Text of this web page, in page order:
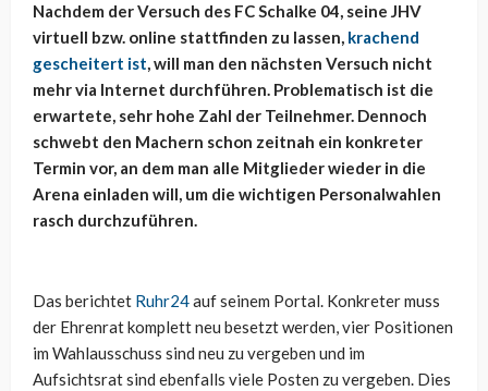
Nachdem der Versuch des FC Schalke 04, seine JHV
virtuell bzw. online stattfinden zu lassen, krachend
gescheitert ist, will man den nächsten Versuch nicht
mehr via Internet durchführen. Problematisch ist die
erwartete, sehr hohe Zahl der Teilnehmer. Dennoch
schwebt den Machern schon zeitnah ein konkreter
Termin vor, an dem man alle Mitglieder wieder in die
Arena einladen will, um die wichtigen Personalwahlen
rasch durchzuführen.
Das berichtet Ruhr24auf seinem Portal. Konkreter muss
der Ehrenrat komplett neu besetzt werden, vier Positionen
im Wahlausschuss sind neu zu vergeben und im
Aufsichtsrat sind ebenfalls viele Posten zu vergeben. Dies